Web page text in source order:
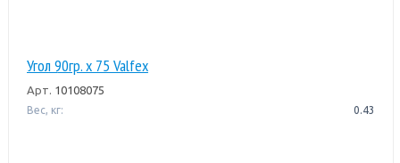
Угол 90гр. х 75 Valfex
Арт. 10108075
Вес, кг: 0.43